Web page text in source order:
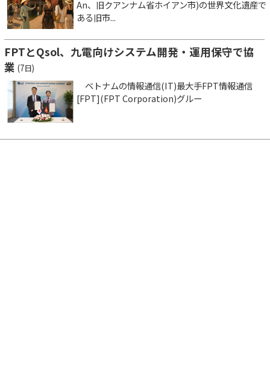
An、旧クアンナム省ホイアン市)の世界文化遺産で
ある旧市...
FPTとQsol、九電向けシステム開発・運用保守で協
業 (7日)
ベトナムの情報通信(IT)最大手FPT情報通信
[FPT](FPT Corporation)グルー